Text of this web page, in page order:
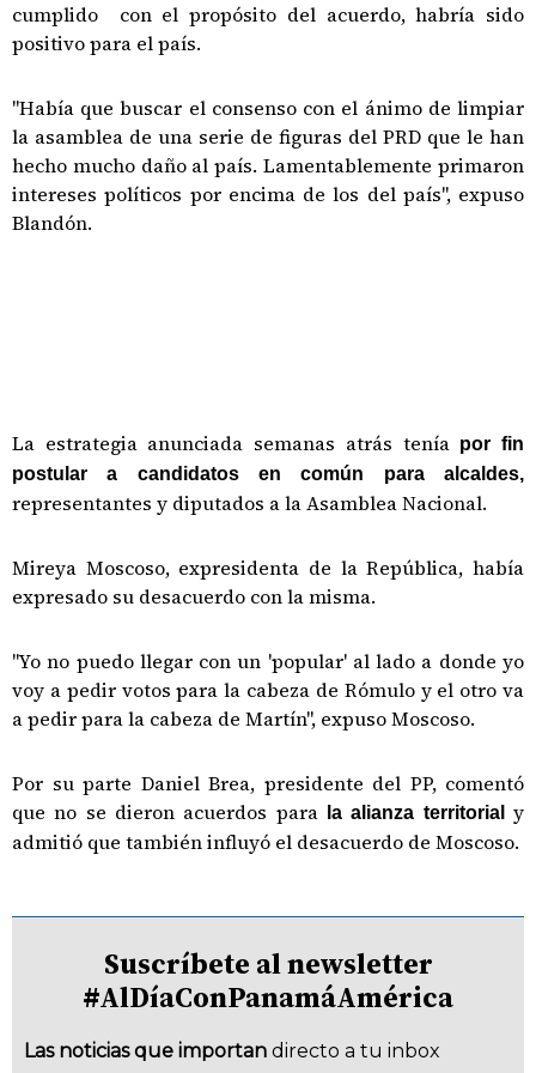
cumplido con el propósito del acuerdo, habría sido
positivo para el país.
"Había que buscar el consenso con el ánimo de limpiar
la asamblea de una serie de figuras del PRD que le han
hecho mucho daño al país. Lamentablemente primaron
intereses políticos por encima de los del país", expuso
Blandón.
La estrategia anunciada semanas atrás tenía por fin
postular a candidatos en común para alcaldes,
representantes y diputados a la Asamblea Nacional.
Mireya Moscoso, expresidenta de la República, había
expresado su desacuerdo con la misma.
"Yo no puedo llegar con un 'popular' al lado a donde yo
voy a pedir votos para la cabeza de Rómulo y el otro va
a pedir para la cabeza de Martín", expuso Moscoso.
Por su parte Daniel Brea, presidente del PP, comentó
que no se dieron acuerdos para
la alianza territorial y
admitió que también influyó el desacuerdo de Moscoso.
Suscríbete al newsletter
#AlDíaConPanamáAmérica
Las noticias que importan directo a tu inbox